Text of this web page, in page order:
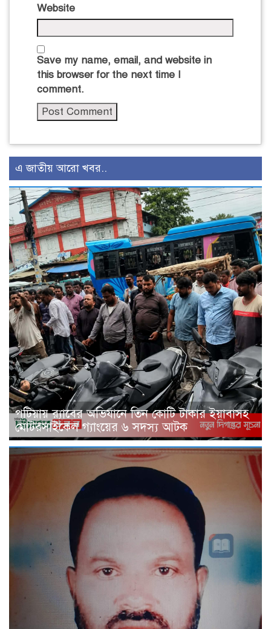
Website
Save my name, email, and website in
this browser for the next time I
comment.
এ জাতীয় আরো খবর..
পটিয়ায় র‍্যাবের অভিযানে তিন কোটি টাকার ইয়াবাসহ
মোটরসাইকেল গ্যাংয়ের ৬ সদস্য আটক